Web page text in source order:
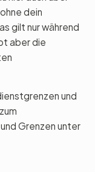
dein
gilt nur während
aber die
und
Grenzen unter